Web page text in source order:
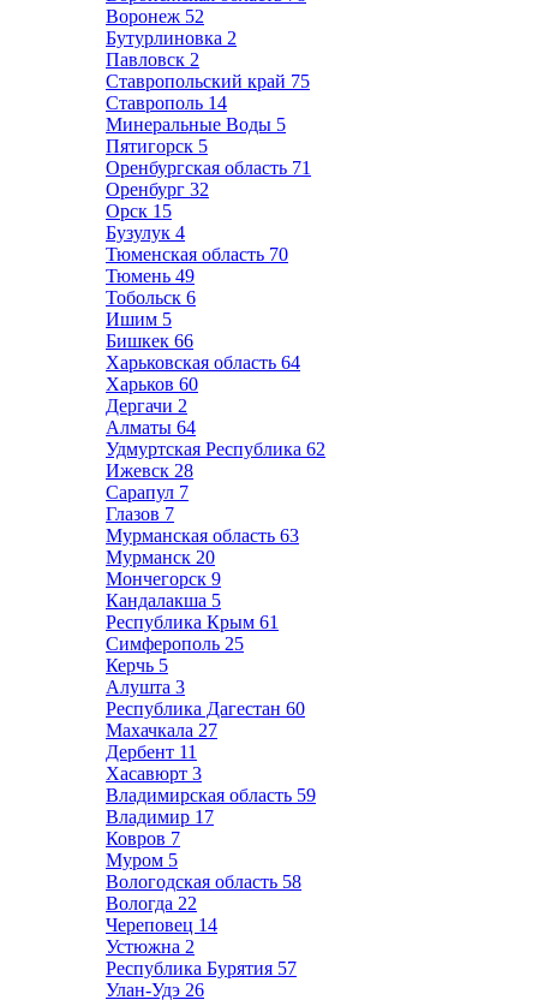
Воронеж 52
Бутурлиновка 2
Павловск 2
Ставропольский край 75
Ставрополь 14
Минеральные Воды 5
Пятигорск 5
Оренбургская область 71
Оренбург 32
Орск 15
Бузулук 4
Тюменская область 70
Тюмень 49
Тобольск 6
Ишим 5
Бишкек 66
Харьковская область 64
Харьков 60
Дергачи 2
Алматы 64
Удмуртская Республика 62
Ижевск 28
Сарапул 7
Глазов 7
Мурманская область 63
Мурманск 20
Мончегорск 9
Кандалакша 5
Республика Крым 61
Симферополь 25
Керчь 5
Алушта 3
Республика Дагестан 60
Махачкала 27
Дербент 11
Хасавюрт 3
Владимирская область 59
Владимир 17
Ковров 7
Муром 5
Вологодская область 58
Вологда 22
Череповец 14
Устюжна 2
Республика Бурятия 57
Улан-Удэ 26